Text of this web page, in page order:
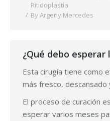
Ritidoplastía
By Argeny Mercedes
¿Qué debo
Esta cirugía tiene como
más fresco, descansado
El proceso de curación
esperar varios meses